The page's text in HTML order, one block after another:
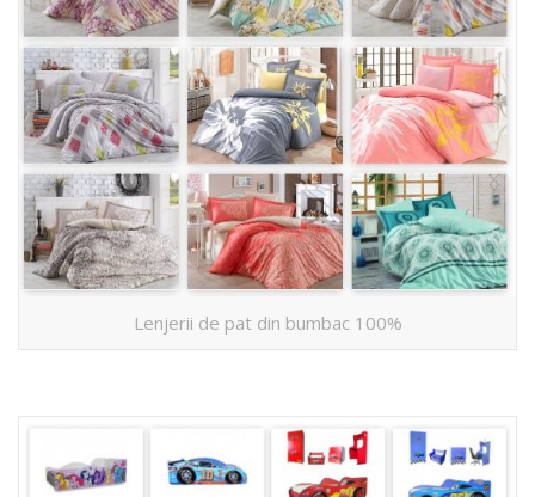
Lenjerii de pat din bumbac 100%